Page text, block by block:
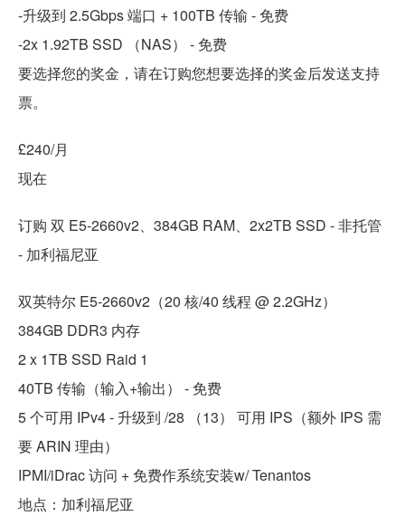
-升级到 2.5Gbps 端口 + 100TB 传输 - 免费
-2x 1.92TB SSD （NAS） - 免费
要选择您的奖金，请在订购您想要选择的奖金后发送支持
票。
£240/月
现在
订购 双 E5-2660v2、384GB RAM、2x2TB SSD - 非托管
- 加利福尼亚
双英特尔 E5-2660v2（20 核/40 线程 @ 2.2GHz）
384GB DDR3 内存
2 x 1TB SSD Raid 1
40TB 传输（输入+输出） - 免费
5 个可用 IPv4 - 升级到 /28 （13） 可用 IPS（额外 IPS 需
要 ARIN 理由）
IPMI/iDrac 访问 + 免费作系统安装w/ Tenantos
地点：加利福尼亚